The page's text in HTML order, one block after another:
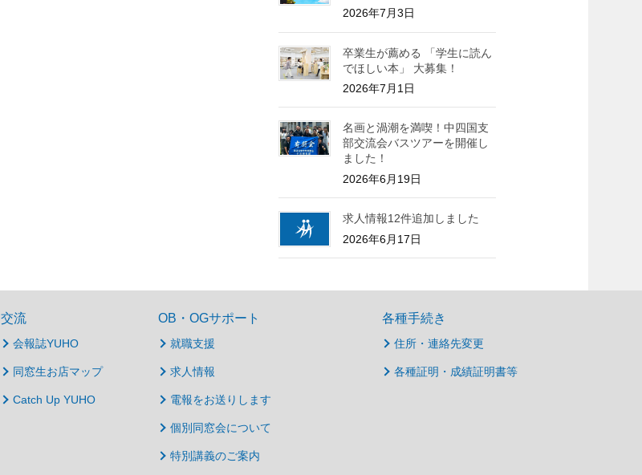
2026年7月3日
卒業生が薦める 「学生に読ん
でほしい本」 大募集！
2026年7月1日
名画と渦潮を満喫！中四国支
部交流会バスツアーを開催し
ました！
2026年6月19日
求人情報12件追加しました
2026年6月17日
交流
会報誌YUHO
同窓生お店マップ
Catch Up YUHO
OB・OGサポート
就職支援
求人情報
電報をお送りします
個別同窓会について
特別講義のご案内
各種手続き
住所・連絡先変更
各種証明・成績証明書等